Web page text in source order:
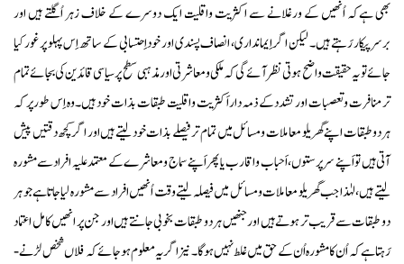
بھی ہےکہ اُنھیں کے ورغلانے سے اکثریت واقلیت ایک دوسرے کے خلاف زہر اُگلتے ہیں اور
برسرپیکار رَہتے ہیں۔ لیکن اگر اِیمانداری، انصاف پسندی اور خوداِحتسابی کے ساتھ اِس پہلو پرغورکیا
جائے تو یہ حقیقت واضح ہوتی نظر آئےگی کہ ملکی ومعاشرتی اور مذہبی سطح پرسیاسی قائدین کی بجائے تمام
ترمنافرت وتعصبات اور تشدد کے ذمہ داراَکثریت واقلیت طبقات بذات خود ہیں۔ وہ اِس طورپر کہ
ہردوطبقات اپنے گھریلو معاملات ومسائل میں تمام تر فیصلے بذات خود لیتے ہیں اور اگر کچھ دقتیں پیش
آتی ہیں تو اَپنے سرپرستوں، اَحباب واقارب یا پھر اَپنےسماج ومعاشرے کے معتمد علیہ افرادسے مشورہ
لیتے ہیں، لہٰذا جب گھریلو معاملات ومسائل میں فیصلہ لیتے وقت اُنھیں افراد سے مشورہ لیاجاتاہے جو ہر
دو طبقات سے قریب تر ہوتے ہیں اور جنھیں ہر دو طبقات بخوبی جانتے ہیں اور جن پر انھیں کامل اعتماد
رَہتا ہے کہ اُن کا مشورہ اُن کے حق میں غلط نہیں ہوگا۔ نیزاگر یہ معلوم ہوجائے کہ فلاں شخص لڑنے-